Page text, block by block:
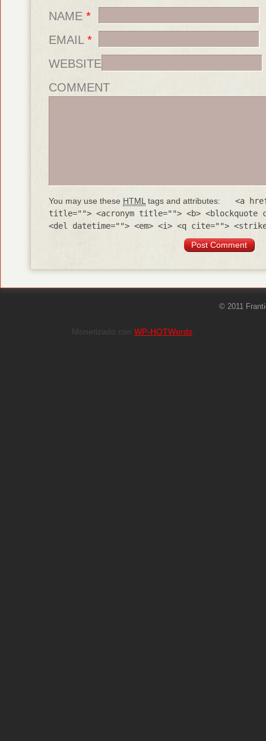
NAME *
EMAIL *
WEBSITE
COMMENT
You may use these HTML tags and attributes:
<a
title=""> <acronym title=""> <b> <blockquote
<del datetime=""> <em> <i> <q cite="">
© 2011
Monetizado con WP-HOTWords.